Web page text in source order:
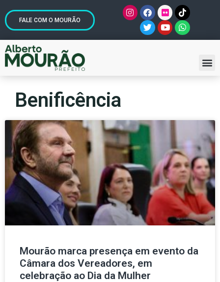
FALE COM O MOURÃO
Benificência
Mourão marca presença em evento da
Câmara dos Vereadores, em
celebração ao Dia da Mulher